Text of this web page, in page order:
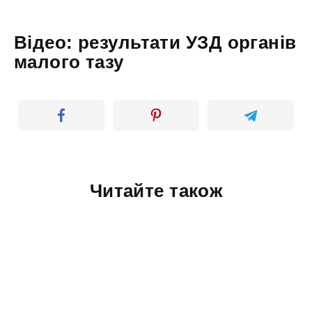
Відео: результати УЗД органів
малого тазу
Читайте також